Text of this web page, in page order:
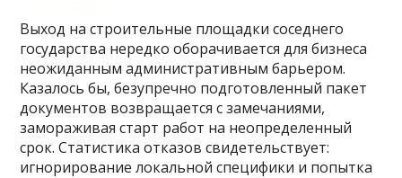
Выход на строительные площадки соседнего
государства нередко оборачивается для бизнеса
неожиданным административным барьером.
Казалось бы, безупречно подготовленный пакет
документов возвращается с замечаниями,
замораживая старт работ на неопределенный
срок. Статистика отказов свидетельствует:
игнорирование локальной специфики и попытка